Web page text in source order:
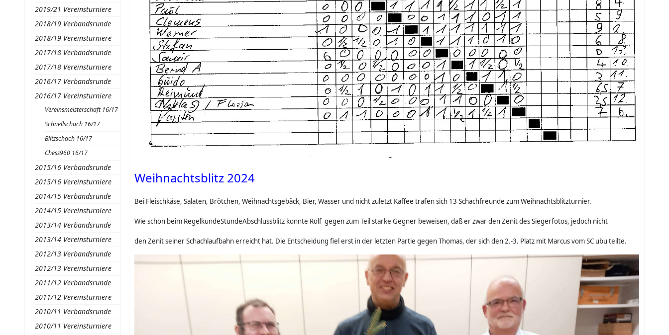
2019/21 Vereinsturniere
2018/19 Verbandsrunde
2018/19 Vereinsturniere
2017/18 Verbandsrunde
2017/18 Vereinsturniere
2016/17 Verbandsrunde
2016/17 Vereinsturniere
Vereinsmeisterschaft 16/17
Schnellschach 16/17
Blitzschach 16/17
Chess960 16/17
2015/16 Verbandsrunde
2015/16 Vereinsturniere
2014/15 Verbandsrunde
2014/15 Vereinsturniere
2013/14 Verbandsrunde
2013/14 Vereinsturniere
2012/13 Verbandsrunde
2012/13 Vereinsturniere
2011/12 Verbandsrunde
2011/12 Vereinsturniere
2010/11 Verbandsrunde
2010/11 Vereinsturniere
Weihnachtsblitz 2024
Bei Fleischkäse, Salaten, Brötchen, Weihnachtsgebäck, Bier, Wasser und nicht zuletzt Kaffee trafen sich 13 Schachfreunde zum Weihnachtsblitzturnier.
Wie schon beim RegelkundeStundeAbschlussblitz konnte Rolf gegen zum Teil starke Gegner beweisen, daß er zwar den Zenit des Siegerfotos, jedoch nicht
den Zenit seiner Schachlaufbahn erreicht hat. Die Entscheidung fiel erst in der letzten Partie gegen Thomas, der sich den 2.-3. Platz mit Marcus vom SC ubu teilte.